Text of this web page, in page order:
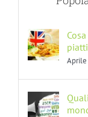
Aprile